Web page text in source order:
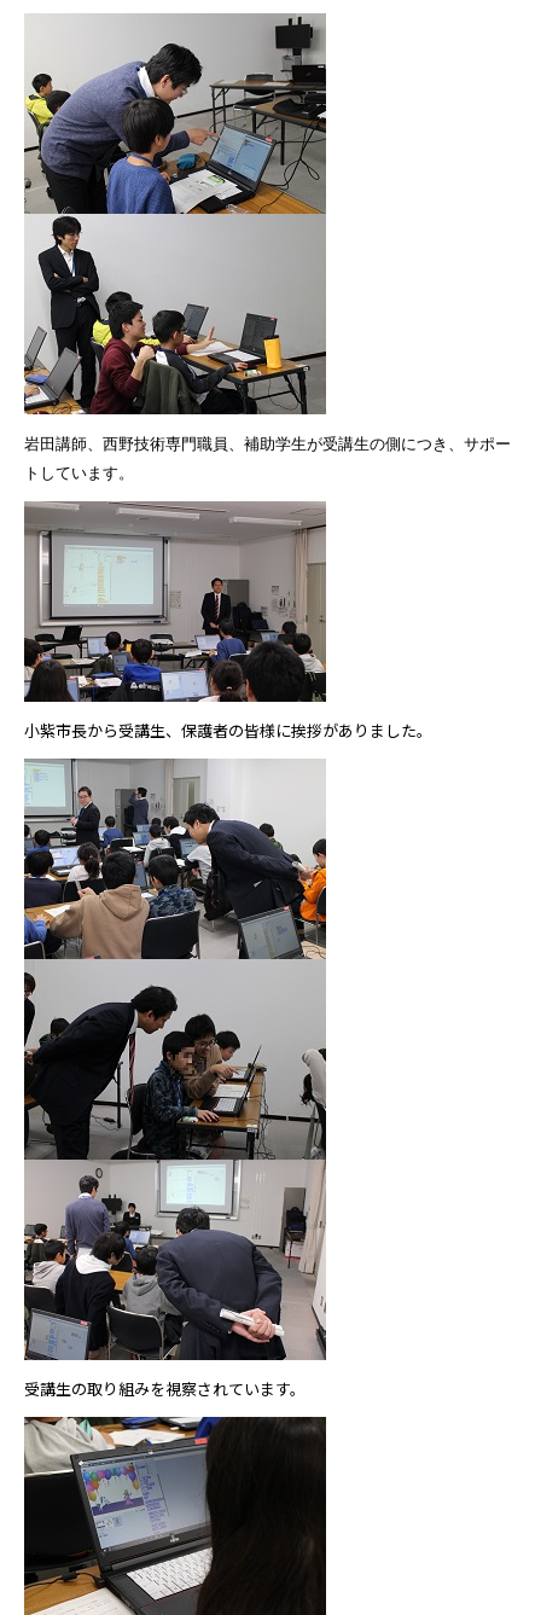
岩田講師、西野技術専門職員、補助学生が受講生の側につき、サポー
トしています。
小紫市長から受講生、保護者の皆様に挨拶がありました。
受講生の取り組みを視察されています。